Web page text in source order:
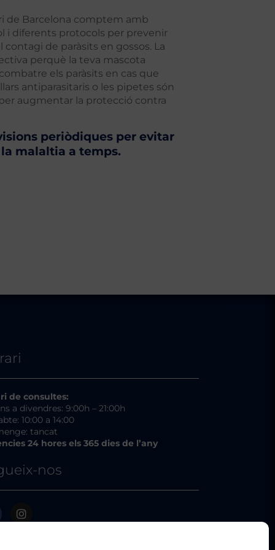
de Barcelona comptem amb
i diferents protocols per prevenir
contagi de paràsits en gossos. La
perquè la teva mascota
els paràsits en cas que
antiparasitaris o les pipetes són
augmentar la protecció contra
periòdiques per evitar
malaltia a temps.
de consultes:
a divendres: 9:00h – 21:00h
10:00 a 14:00
tancat
24 hores els 365 dies de l’any
nos